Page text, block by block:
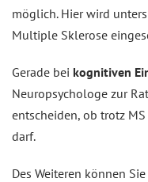
möglich. Hier wird
Multiple Sklerose
Gerade bei kognitiven
Neuropsychologe zur
entscheiden, ob trotz
darf.
Des Weiteren können